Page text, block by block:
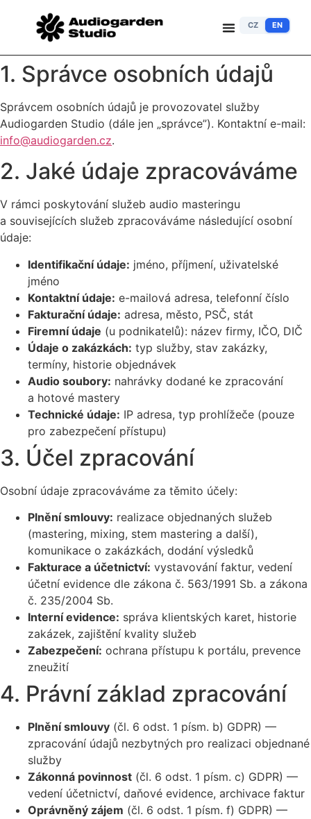
CZ EN
1. Správce osobních údajů
Správcem osobních údajů je provozovatel služby
Audiogarden Studio (dále jen „správce”). Kontaktní e-mail:
info@audiogarden.cz.
2. Jaké údaje zpracováváme
V rámci poskytování služeb audio masteringu
a souvisejících služeb zpracováváme následující osobní
údaje:
Identifikační údaje: jméno, příjmení, uživatelské
jméno
Kontaktní údaje: e-mailová adresa, telefonní číslo
Fakturační údaje: adresa, město, PSČ, stát
Firemní údaje (u podnikatelů): název firmy, IČO, DIČ
Údaje o zakázkách: typ služby, stav zakázky,
termíny, historie objednávek
Audio soubory: nahrávky dodané ke zpracování
a hotové mastery
Technické údaje: IP adresa, typ prohlížeče (pouze
pro zabezpečení přístupu)
3. Účel zpracování
Osobní údaje zpracováváme za těmito účely:
Plnění smlouvy: realizace objednaných služeb
(mastering, mixing, stem mastering a další),
komunikace o zakázkách, dodání výsledků
Fakturace a účetnictví: vystavování faktur, vedení
účetní evidence dle zákona č. 563/1991 Sb. a zákona
č. 235/2004 Sb.
Interní evidence: správa klientských karet, historie
zakázek, zajištění kvality služeb
Zabezpečení: ochrana přístupu k portálu, prevence
zneužití
4. Právní základ zpracování
Plnění smlouvy (čl. 6 odst. 1 písm. b) GDPR) —
zpracování údajů nezbytných pro realizaci objednané
služby
Zákonná povinnost (čl. 6 odst. 1 písm. c) GDPR) —
vedení účetnictví, daňové evidence, archivace faktur
Oprávněný zájem (čl. 6 odst. 1 písm. f) GDPR) —